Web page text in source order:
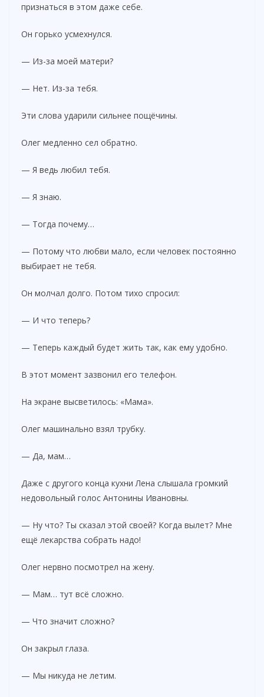
признаться в этом даже себе.
Он горько усмехнулся.
— Из-за моей матери?
— Нет. Из-за тебя.
Эти слова ударили сильнее пощёчины.
Олег медленно сел обратно.
— Я ведь любил тебя.
— Я знаю.
— Тогда почему…
— Потому что любви мало, если человек постоянно
выбирает не тебя.
Он молчал долго. Потом тихо спросил:
— И что теперь?
— Теперь каждый будет жить так, как ему удобно.
В этот момент зазвонил его телефон.
На экране высветилось: «Мама».
Олег машинально взял трубку.
— Да, мам…
Даже с другого конца кухни Лена слышала громкий
недовольный голос Антонины Ивановны.
— Ну что? Ты сказал этой своей? Когда вылет? Мне
ещё лекарства собрать надо!
Олег нервно посмотрел на жену.
— Мам… тут всё сложно.
— Что значит сложно?
Он закрыл глаза.
— Мы никуда не летим.